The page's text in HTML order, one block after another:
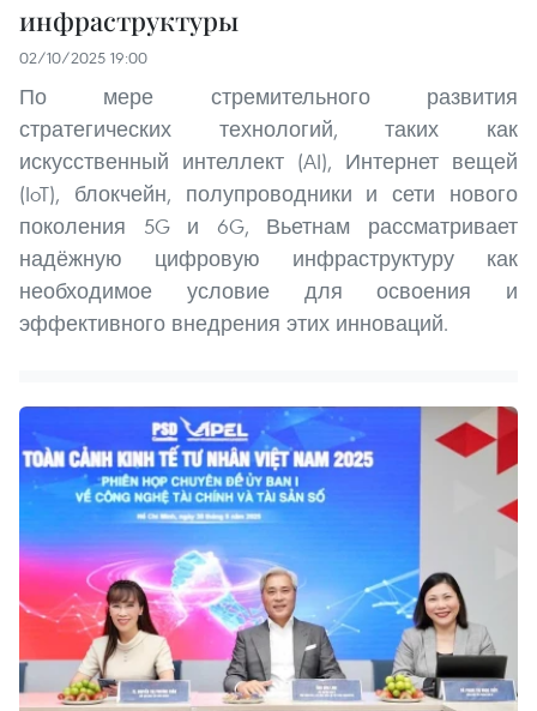
инфраструктуры
02/10/2025 19:00
По мере стремительного развития
стратегических технологий, таких как
искусственный интеллект (AI), Интернет вещей
(IoT), блокчейн, полупроводники и сети нового
поколения 5G и 6G, Вьетнам рассматривает
надёжную цифровую инфраструктуру как
необходимое условие для освоения и
эффективного внедрения этих инноваций.